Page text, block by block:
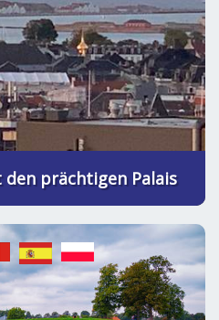
prächtigen Palais